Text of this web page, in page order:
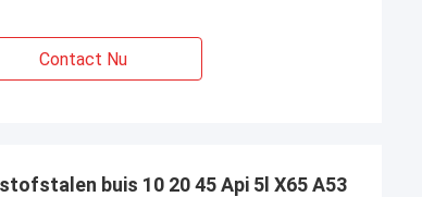
Contact Nu
buis 10 20 45 Api 5l X65 A53